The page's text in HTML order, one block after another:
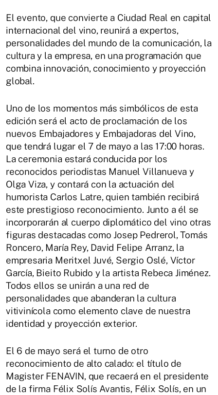
El evento, que convierte a Ciudad Real en capital
internacional del vino, reunirá a expertos,
personalidades del mundo de la comunicación, la
cultura y la empresa, en una programación que
combina innovación, conocimiento y proyección
global.
Uno de los momentos más simbólicos de esta
edición será el acto de proclamación de los
nuevos Embajadores y Embajadoras del Vino,
que tendrá lugar el 7 de mayo a las 17:00 horas.
La ceremonia estará conducida por los
reconocidos periodistas Manuel Villanueva y
Olga Viza, y contará con la actuación del
humorista Carlos Latre, quien también recibirá
este prestigioso reconocimiento. Junto a él se
incorporarán al cuerpo diplomático del vino otras
figuras destacadas como Josep Pedrerol, Tomás
Roncero, María Rey, David Felipe Arranz, la
empresaria Meritxel Juvé, Sergio Oslé, Víctor
García, Bieito Rubido y la artista Rebeca Jiménez.
Todos ellos se unirán a una red de
personalidades que abanderan la cultura
vitivinícola como elemento clave de nuestra
identidad y proyección exterior.
El 6 de mayo será el turno de otro
reconocimiento de alto calado: el título de
Magister FENAVIN, que recaerá en el presidente
de la firma Félix Solís Avantis, Félix Solís, en un